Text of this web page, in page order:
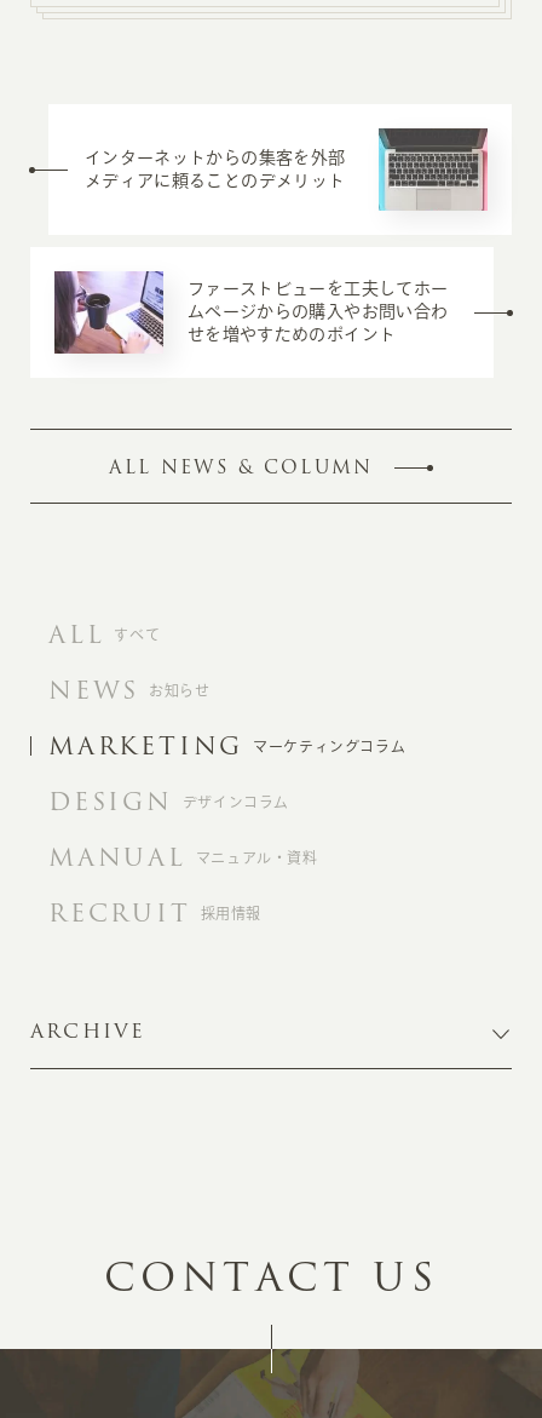
インターネットからの集客を外部
メディアに頼ることのデメリット
ファーストビューを工夫してホー
ムページからの購入やお問い合わ
せを増やすためのポイント
ALL NEWS & COLUMN
ALL すべて
NEWS お知らせ
MARKETING マーケティングコラム
DESIGN デザインコラム
MANUAL マニュアル・資料
RECRUIT 採用情報
ARCHIVE
CONTACT US